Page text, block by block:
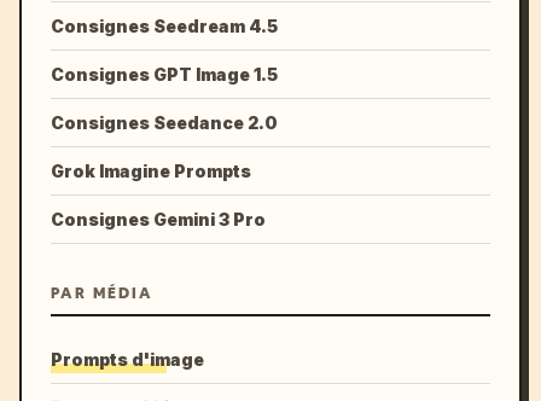
Consignes Seedream 4.5
Consignes GPT Image 1.5
Consignes Seedance 2.0
Grok Imagine Prompts
Consignes Gemini 3 Pro
PAR MÉDIA
Prompts d'image